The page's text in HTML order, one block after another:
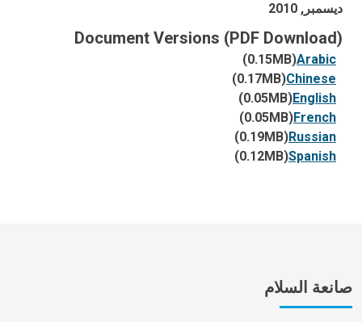
ديسمبر, 2010
Document Versions (PDF Download)
Arabic
(0.15MB)
Chinese
(0.17MB)
English
(0.05MB)
French
(0.05MB)
Russian
(0.19MB)
Spanish
(0.12MB)
صانعة السلام